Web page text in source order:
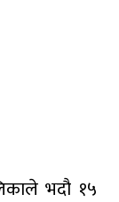
भदौ १५